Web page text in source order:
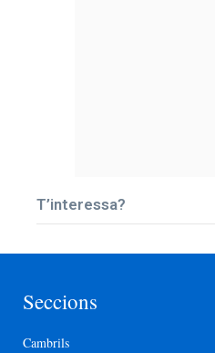
T’interessa?
Seccions
Cambrils